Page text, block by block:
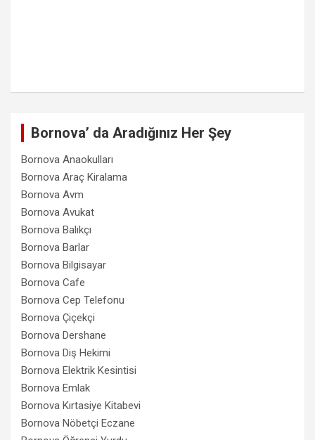
Bornova’ da Aradığınız Her Şey
Bornova Anaokulları
Bornova Araç Kiralama
Bornova Avm
Bornova Avukat
Bornova Balıkçı
Bornova Barlar
Bornova Bilgisayar
Bornova Cafe
Bornova Cep Telefonu
Bornova Çiçekçi
Bornova Dershane
Bornova Diş Hekimi
Bornova Elektrik Kesintisi
Bornova Emlak
Bornova Kırtasiye Kitabevi
Bornova Nöbetçi Eczane